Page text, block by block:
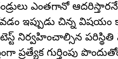
ఎంతగానో
ఇప్పుడు చిన్న విషయం
టెస్ట్ నిర్వహించాల్సిన
ప్రత్యేక గుర్తింపు